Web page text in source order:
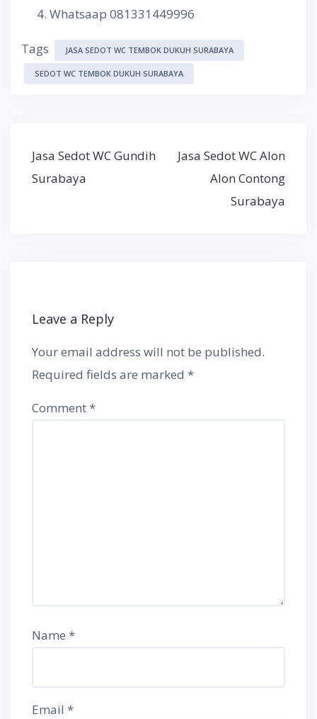
Whatsaap 081331449996
Tags JASA SEDOT WC TEMBOK DUKUH SURABAYA
SEDOT WC TEMBOK DUKUH SURABAYA
Post
navigation
Jasa Sedot WC Gundih
Surabaya
Jasa Sedot WC Alon
Alon Contong
Surabaya
Leave a Reply
Your email address will not be published.
Required fields are marked *
Comment*
Name *
Email *